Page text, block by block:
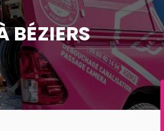
BÉZIERS